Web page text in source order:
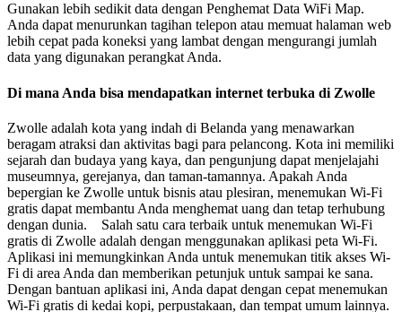
Gunakan lebih sedikit data dengan Penghemat Data WiFi Map.
Anda dapat menurunkan tagihan telepon atau memuat halaman web
lebih cepat pada koneksi yang lambat dengan mengurangi jumlah
data yang digunakan perangkat Anda.
Di mana Anda bisa mendapatkan internet terbuka di Zwolle
Zwolle adalah kota yang indah di Belanda yang menawarkan
beragam atraksi dan aktivitas bagi para pelancong. Kota ini memiliki
sejarah dan budaya yang kaya, dan pengunjung dapat menjelajahi
museumnya, gerejanya, dan taman-tamannya. Apakah Anda
bepergian ke Zwolle untuk bisnis atau plesiran, menemukan Wi-Fi
gratis dapat membantu Anda menghemat uang dan tetap terhubung
dengan dunia. Salah satu cara terbaik untuk menemukan Wi-Fi
gratis di Zwolle adalah dengan menggunakan aplikasi peta Wi-Fi.
Aplikasi ini memungkinkan Anda untuk menemukan titik akses Wi-
Fi di area Anda dan memberikan petunjuk untuk sampai ke sana.
Dengan bantuan aplikasi ini, Anda dapat dengan cepat menemukan
Wi-Fi gratis di kedai kopi, perpustakaan, dan tempat umum lainnya.